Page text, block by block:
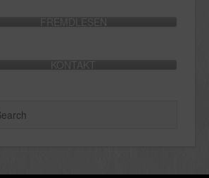
FREMDLESEN
KONTAKT